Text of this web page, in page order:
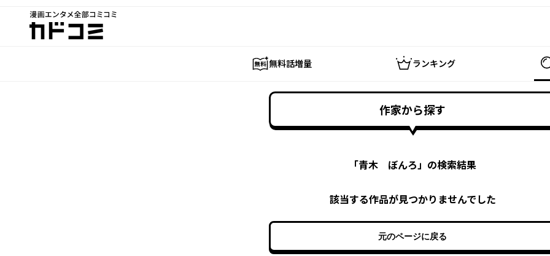
漫画エンタメ全部コミコミ
カドコミ
無料話増量 ランキング
作家から探す
「青木 ぼんろ」の検索結果
該当する作品が見つかりませんでした
元のページに戻る